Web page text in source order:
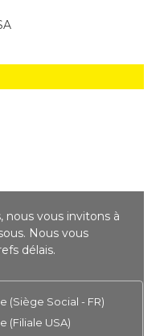
vous invitons à
Nous vous
délais.
(Siège Social - FR)
(Filiale USA)